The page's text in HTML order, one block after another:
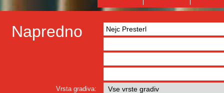
Napredno
Vrsta gradiva: